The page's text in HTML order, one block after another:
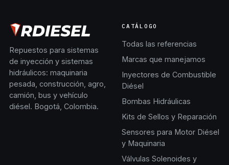
Repuestos para sistemas
de inyección y sistemas
hidráulicos: maquinaria
pesada, construcción, agro,
camión, bus y vehículo
diésel. Bogotá, Colombia.
CATÁLOGO
Todas las referencias
Marcas que manejamos
Inyectores de Combustible
Diésel
Bombas Hidráulicas
Kits de Sellos y Reparación
Sensores para Motor Diésel
y Maquinaria
Válvulas Solenoides y